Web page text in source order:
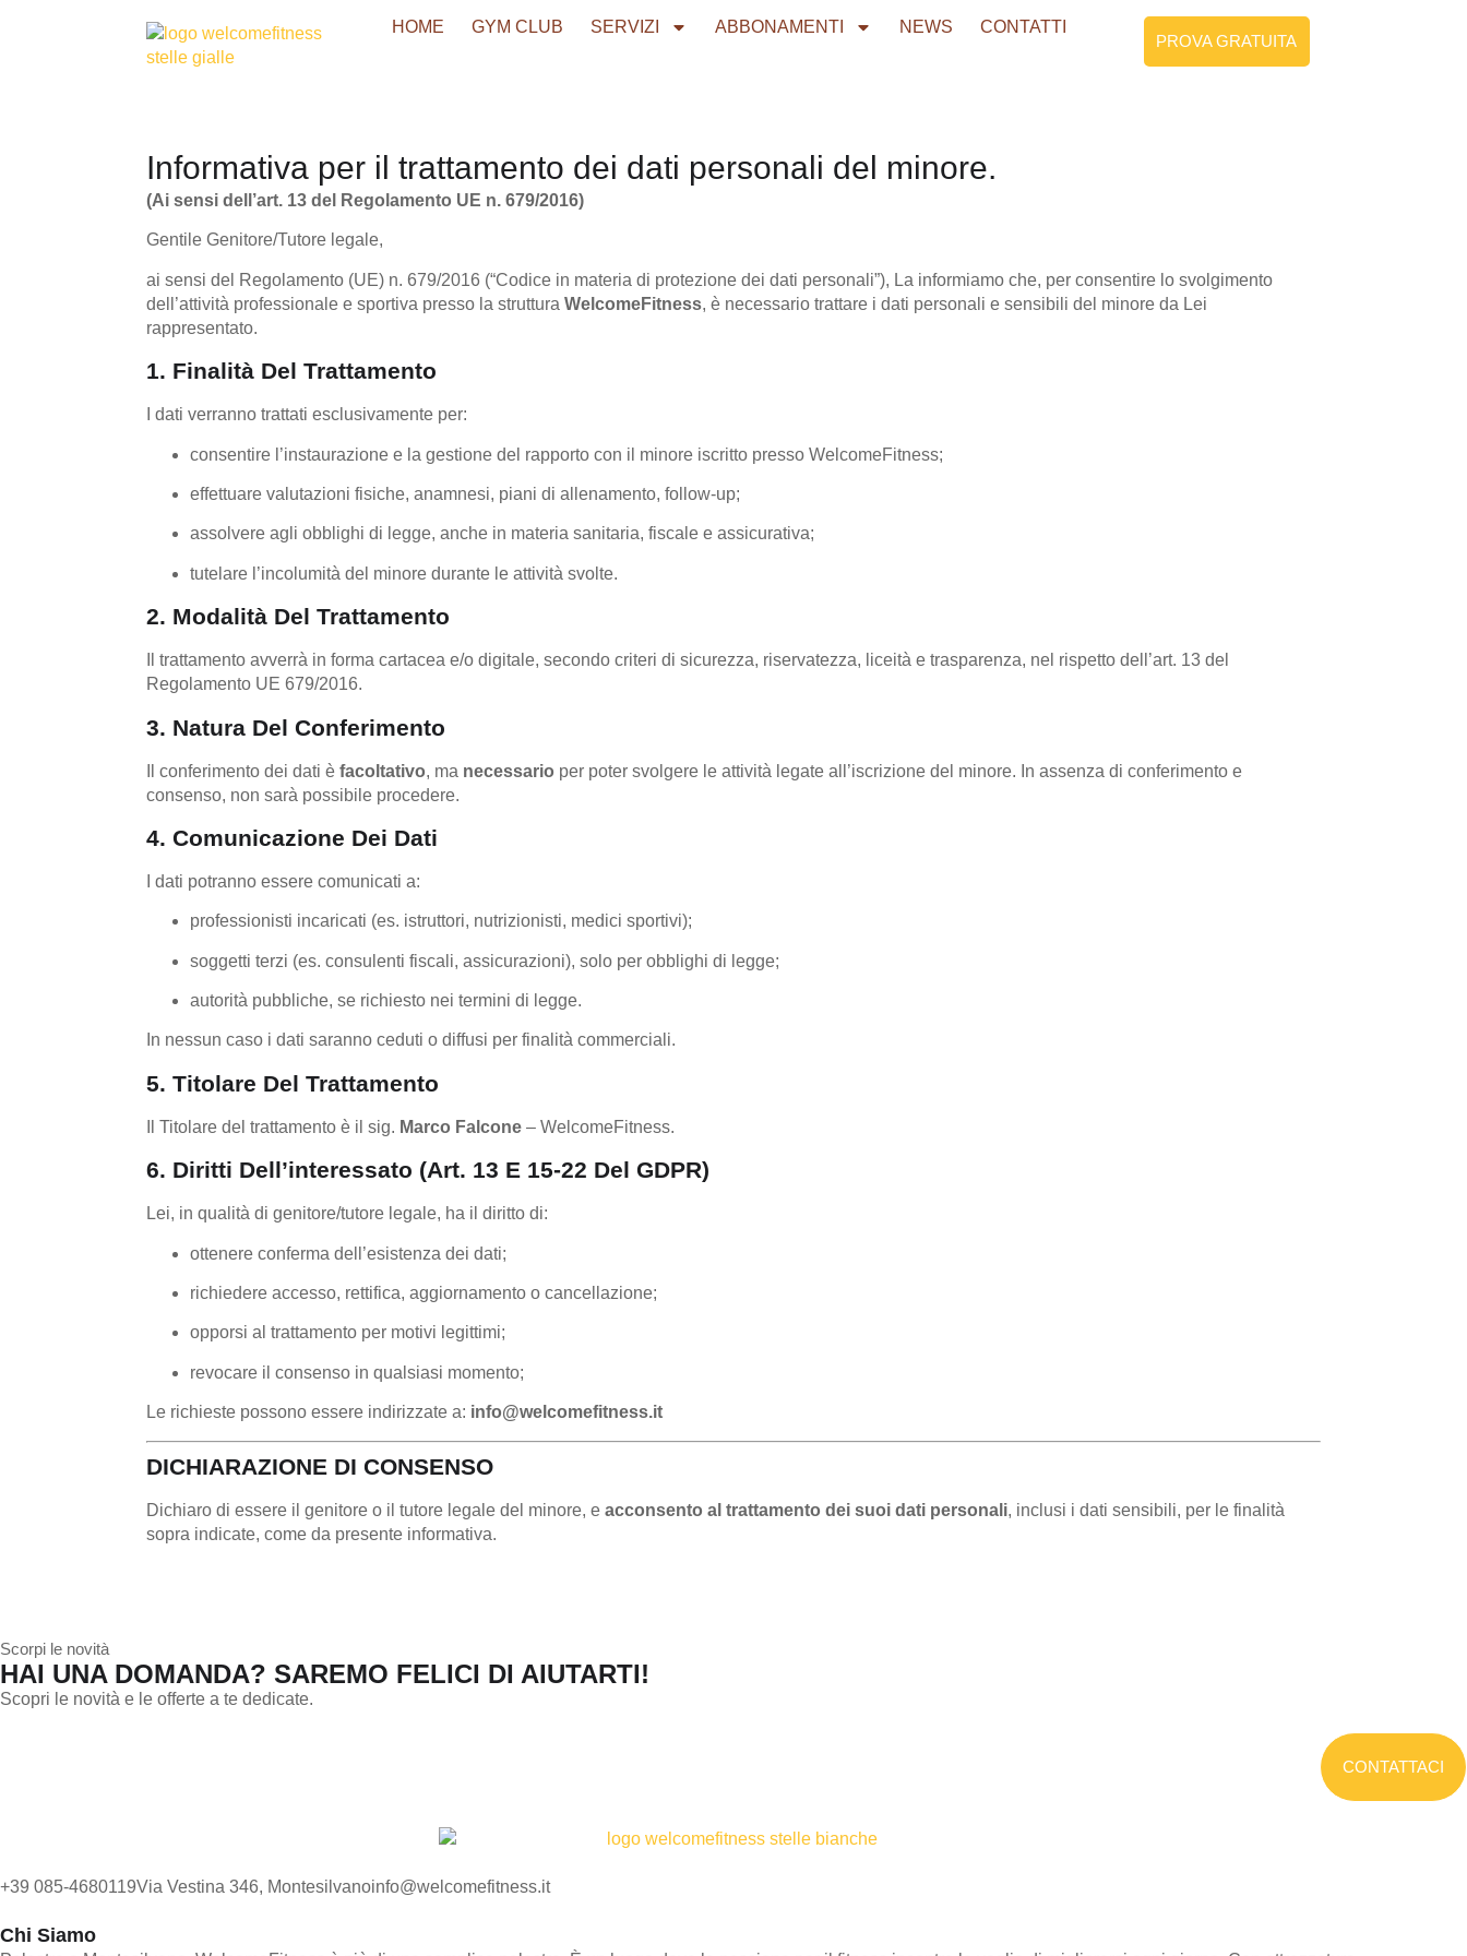
HOME GYM CLUB SERVIZI ABBONAMENTI NEWS CONTATTI
PROVA GRATUITA
Informativa per il trattamento dei dati personali del minore.
(Ai sensi dell’art. 13 del Regolamento UE n. 679/2016)
Gentile Genitore/Tutore legale,
ai sensi del Regolamento (UE) n. 679/2016 (“Codice in materia di protezione dei dati personali”), La informiamo che, per consentire lo svolgimento
dell’attività professionale e sportiva presso la strutturaWelcomeFitness, è necessario trattare i dati personali e sensibili del minore da Lei
rappresentato.
1. Finalità Del Trattamento
I dati verranno trattati esclusivamente per:
consentire l’instaurazione e la gestione del rapporto con il minore iscritto presso WelcomeFitness;
effettuare valutazioni fisiche, anamnesi, piani di allenamento, follow-up;
assolvere agli obblighi di legge, anche in materia sanitaria, fiscale e assicurativa;
tutelare l’incolumità del minore durante le attività svolte.
2. Modalità Del Trattamento
Il trattamento avverrà in forma cartacea e/o digitale, secondo criteri di sicurezza, riservatezza, liceità e trasparenza, nel rispetto dell’art. 13 del
Regolamento UE 679/2016.
3. Natura Del Conferimento
Il conferimento dei dati èfacoltativo, ma necessario per poter svolgere le attività legate all’iscrizione del minore. In assenza di conferimento e
consenso, non sarà possibile procedere.
4. Comunicazione Dei Dati
I dati potranno essere comunicati a:
professionisti incaricati (es. istruttori, nutrizionisti, medici sportivi);
soggetti terzi (es. consulenti fiscali, assicurazioni), solo per obblighi di legge;
autorità pubbliche, se richiesto nei termini di legge.
In nessun caso i dati saranno ceduti o diffusi per finalità commerciali.
5. Titolare Del Trattamento
Il Titolare del trattamento è il sig. Marco Falcone – WelcomeFitness.
6. Diritti Dell’interessato (art. 13 E 15-22 Del GDPR)
Lei, in qualità di genitore/tutore legale, ha il diritto di:
ottenere conferma dell’esistenza dei dati;
richiedere accesso, rettifica, aggiornamento o cancellazione;
opporsi al trattamento per motivi legittimi;
revocare il consenso in qualsiasi momento;
Le richieste possono essere indirizzate a: info@welcomefitness.it
DICHIARAZIONE DI CONSENSO
Dichiaro di essere il genitore o il tutore legale del minore, eacconsento al trattamento dei suoi dati personali, inclusi i dati sensibili, per le finalità
sopra indicate, come da presente informativa.
Scorpi le novità
HAI UNA DOMANDA? SAREMO FELICI DI AIUTARTI!
Scopri le novità e le offerte a te dedicate.
CONTATTACI
+39 085-4680119Via Vestina 346, Montesilvanoinfo@welcomefitness.it
Chi Siamo